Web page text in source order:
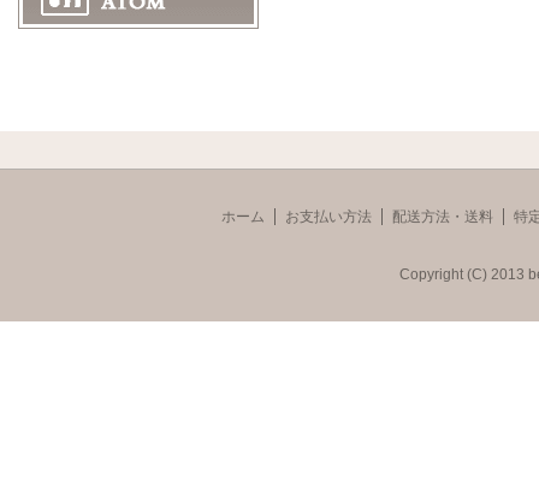
ホーム お支払い方法 配送方法・送料 特
Copyright (C) 2013